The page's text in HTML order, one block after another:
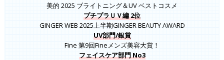
美的 2025 ブライトニング＆UV ベストコスメ
プチプラＵＶ編 2位
GINGER WEB 2025上半期GINGER BEAUTY AWARD
UV部門/銀賞
Fine 第9回Fineメンズ美容大賞！
フェイスケア部門 No3